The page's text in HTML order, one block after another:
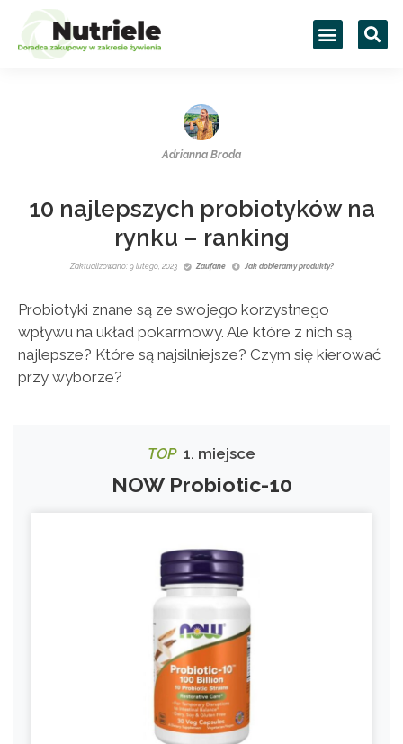
Adrianna Broda
10 najlepszych probiotyków na
rynku – ranking
Zaktualizowano: 9 lutego, 2023 Zaufane Jak dobieramy produkty?
Probiotyki znane są ze swojego korzystnego
wpływu na układ pokarmowy. Ale które z nich są
najlepsze? Które są najsilniejsze? Czym się kierować
przy wyborze?
TOP1. miejsce
NOW Probiotic-10